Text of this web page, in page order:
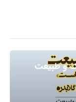
و طبیعت